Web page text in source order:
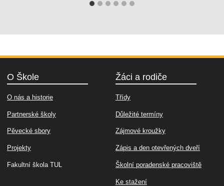
O Škole
O nás a historie
Partnerské školy
Pěvecké sbory
Projekty
Fakultní škola TUL
Žáci a rodiče
Třídy
Důležité termíny
Zájmové kroužky
Zápis a den otevřených dveří
Školní poradenské pracoviště
Ke stažení